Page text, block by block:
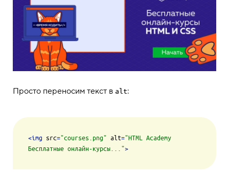
Просто переносим текст в alt:
<img src="courses.png" alt="HTML Academy
Бесплатные онлайн-курсы...">